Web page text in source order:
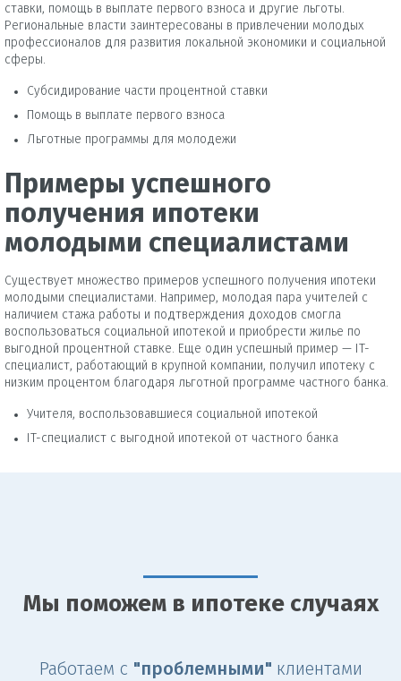
ставки, помощь в выплате первого взноса и другие льготы.
Региональные власти заинтересованы в привлечении молодых
профессионалов для развития локальной экономики и социальной
сферы.
Субсидирование части процентной ставки
Помощь в выплате первого взноса
Льготные программы для молодежи
Примеры успешного
получения ипотеки
молодыми специалистами
Существует множество примеров успешного получения ипотеки
молодыми специалистами. Например, молодая пара учителей с
наличием стажа работы и подтверждения доходов смогла
воспользоваться социальной ипотекой и приобрести жилье по
выгодной процентной ставке. Еще один успешный пример — IT-
специалист, работающий в крупной компании, получил ипотеку с
низким процентом благодаря льготной программе частного банка.
Учителя, воспользовавшиеся социальной ипотекой
IT-специалист с выгодной ипотекой от частного банка
Мы поможем в ипотеке случаях
Работаем с "проблемными" клиентами